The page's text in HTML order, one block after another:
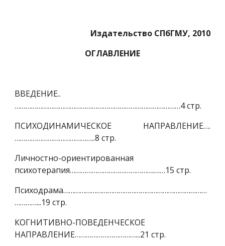
Издательство СПбГМУ, 2010
ОГЛАВЛЕНИЕ
ВВЕДЕНИЕ..
………………………………………………………………………………4 стр.
ПСИХОДИНАМИЧЕСКОЕ НАПРАВЛЕНИЕ….
……………………………………..8 стр.
Личностно-ориентированная
психотерапия……………………………………….……15 стр.
Психодрама……………………………………………………………………
…………...19 стр.
КОГНИТИВНО-ПОВЕДЕНЧЕСКОЕ
НАПРАВЛЕНИЕ……………………………...21 стр.